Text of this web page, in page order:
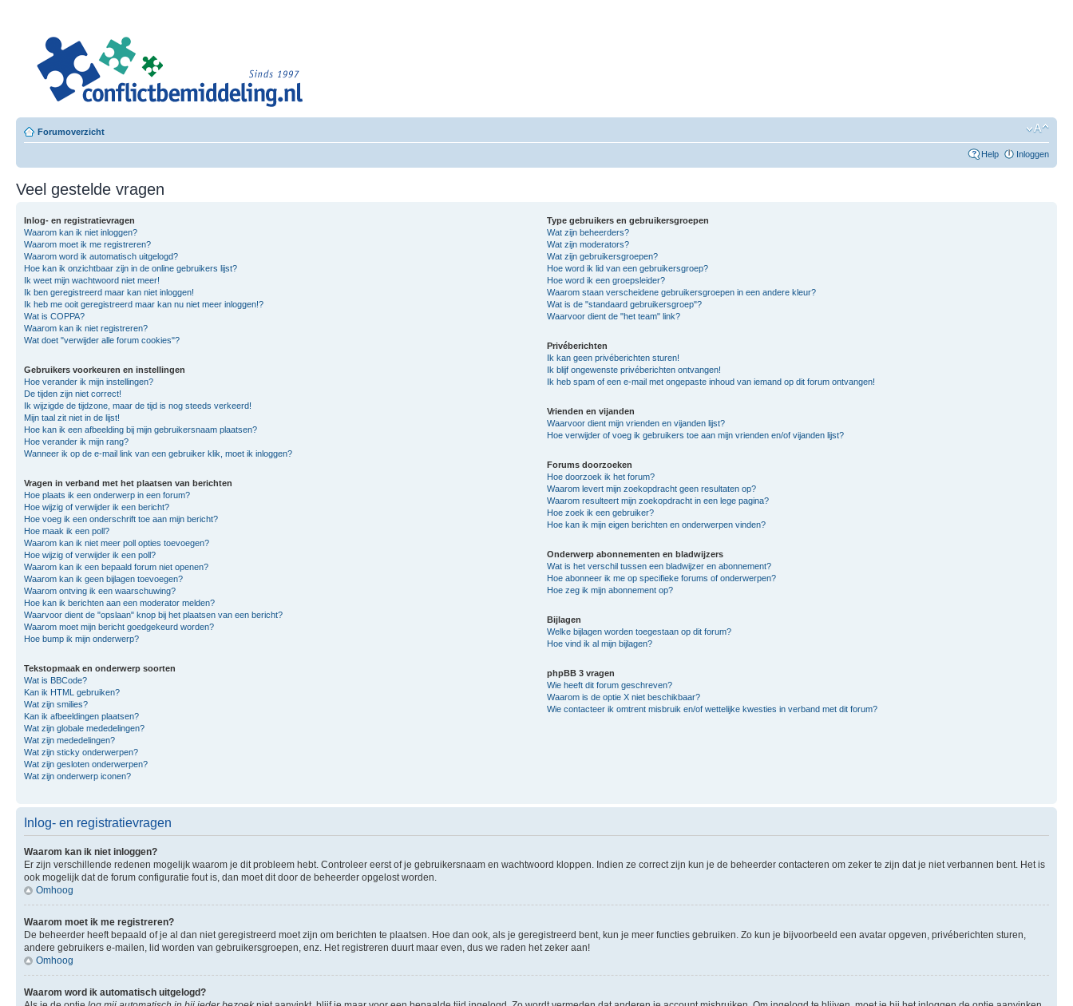
Forumoverzicht
Help Inloggen
Veel gestelde vragen
Inlog- en registratievragen
Waarom kan ik niet inloggen?
Waarom moet ik me registreren?
Waarom word ik automatisch uitgelogd?
Hoe kan ik onzichtbaar zijn in de online gebruikers lijst?
Ik weet mijn wachtwoord niet meer!
Ik ben geregistreerd maar kan niet inloggen!
Ik heb me ooit geregistreerd maar kan nu niet meer inloggen!?
Wat is COPPA?
Waarom kan ik niet registreren?
Wat doet "verwijder alle forum cookies"?
Gebruikers voorkeuren en instellingen
Hoe verander ik mijn instellingen?
De tijden zijn niet correct!
Ik wijzigde de tijdzone, maar de tijd is nog steeds verkeerd!
Mijn taal zit niet in de lijst!
Hoe kan ik een afbeelding bij mijn gebruikersnaam plaatsen?
Hoe verander ik mijn rang?
Wanneer ik op de e-mail link van een gebruiker klik, moet ik inloggen?
Vragen in verband met het plaatsen van berichten
Hoe plaats ik een onderwerp in een forum?
Hoe wijzig of verwijder ik een bericht?
Hoe voeg ik een onderschrift toe aan mijn bericht?
Hoe maak ik een poll?
Waarom kan ik niet meer poll opties toevoegen?
Hoe wijzig of verwijder ik een poll?
Waarom kan ik een bepaald forum niet openen?
Waarom kan ik geen bijlagen toevoegen?
Waarom ontving ik een waarschuwing?
Hoe kan ik berichten aan een moderator melden?
Waarvoor dient de "opslaan" knop bij het plaatsen van een bericht?
Waarom moet mijn bericht goedgekeurd worden?
Hoe bump ik mijn onderwerp?
Tekstopmaak en onderwerp soorten
Wat is BBCode?
Kan ik HTML gebruiken?
Wat zijn smilies?
Kan ik afbeeldingen plaatsen?
Wat zijn globale mededelingen?
Wat zijn mededelingen?
Wat zijn sticky onderwerpen?
Wat zijn gesloten onderwerpen?
Wat zijn onderwerp iconen?
Type gebruikers en gebruikersgroepen
Wat zijn beheerders?
Wat zijn moderators?
Wat zijn gebruikersgroepen?
Hoe word ik lid van een gebruikersgroep?
Hoe word ik een groepsleider?
Waarom staan verscheidene gebruikersgroepen in een andere kleur?
Wat is de "standaard gebruikersgroep"?
Waarvoor dient de "het team" link?
Privéberichten
Ik kan geen privéberichten sturen!
Ik blijf ongewenste privéberichten ontvangen!
Ik heb spam of een e-mail met ongepaste inhoud van iemand op dit forum ontvangen!
Vrienden en vijanden
Waarvoor dient mijn vrienden en vijanden lijst?
Hoe verwijder of voeg ik gebruikers toe aan mijn vrienden en/of vijanden lijst?
Forums doorzoeken
Hoe doorzoek ik het forum?
Waarom levert mijn zoekopdracht geen resultaten op?
Waarom resulteert mijn zoekopdracht in een lege pagina?
Hoe zoek ik een gebruiker?
Hoe kan ik mijn eigen berichten en onderwerpen vinden?
Onderwerp abonnementen en bladwijzers
Wat is het verschil tussen een bladwijzer en abonnement?
Hoe abonneer ik me op specifieke forums of onderwerpen?
Hoe zeg ik mijn abonnement op?
Bijlagen
Welke bijlagen worden toegestaan op dit forum?
Hoe vind ik al mijn bijlagen?
phpBB 3 vragen
Wie heeft dit forum geschreven?
Waarom is de optie X niet beschikbaar?
Wie contacteer ik omtrent misbruik en/of wettelijke kwesties in verband met dit forum?
Inlog- en registratievragen
Waarom kan ik niet inloggen?
Er zijn verschillende redenen mogelijk waarom je dit probleem hebt. Controleer eerst of je gebruikersnaam en wachtwoord kloppen. Indien ze correct zijn kun je de beheerder contacteren om zeker te zijn dat je niet verbannen bent. Het is
ook mogelijk dat de forum configuratie fout is, dan moet dit door de beheerder opgelost worden.
Omhoog
Waarom moet ik me registreren?
De beheerder heeft bepaald of je al dan niet geregistreerd moet zijn om berichten te plaatsen. Hoe dan ook, als je geregistreerd bent, kun je meer functies gebruiken. Zo kun je bijvoorbeeld een avatar opgeven, privéberichten sturen,
andere gebruikers e-mailen, lid worden van gebruikersgroepen, enz. Het registreren duurt maar even, dus we raden het zeker aan!
Omhoog
Waarom word ik automatisch uitgelogd?